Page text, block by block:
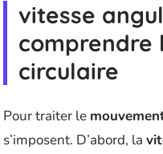
vitesse
comprendre
circulaire
Pour traiter le
s’imposent. D’abord, la